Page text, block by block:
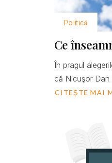
Politică
Ce
În pragul
că Nicuşor
CITEȘTE MAI